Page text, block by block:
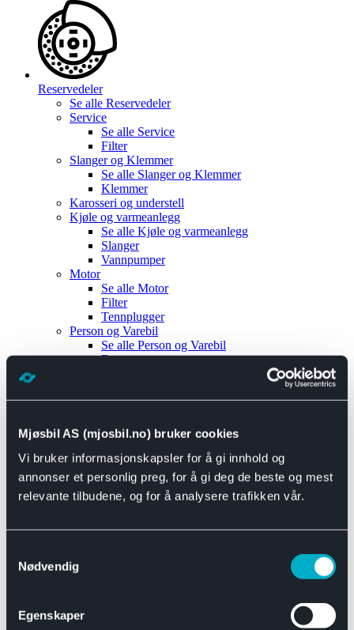
Mjøsbil AS (mjosbil.no) bruker cookies
Vi bruker informasjonskapsler for å gi innhold og
annonser et personlig preg, for å gi deg de beste og mest
relevante tilbudene, og for å analysere trafikken vår.
Nødvendig
Egenskaper
Reservedeler
Se alle Reservedeler
Service
Se alle Service
Filter
Slanger og Klemmer
Se alle Slanger og Klemmer
Klemmer
Karosseri og understell
Kjøle og varmeanlegg
Se alle Kjøle og varmeanlegg
Slanger
Vannpumper
Motor
Se alle Motor
Filter
Tennplugger
Person og Varebil
Se alle Person og Varebil
Brems
Motor og drivverk
Se alle Universal
Bremsedeler
Se alle Bremsedeler
Bremsenippler
Drivline og motor
Se alle Drivline og motor
Eksosanlegg